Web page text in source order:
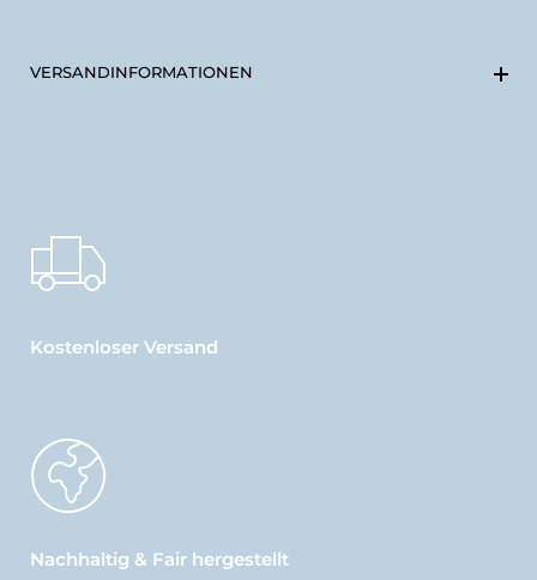
VERSANDINFORMATIONEN
Kostenloser Versand
Nachhaltig & Fair hergestellt